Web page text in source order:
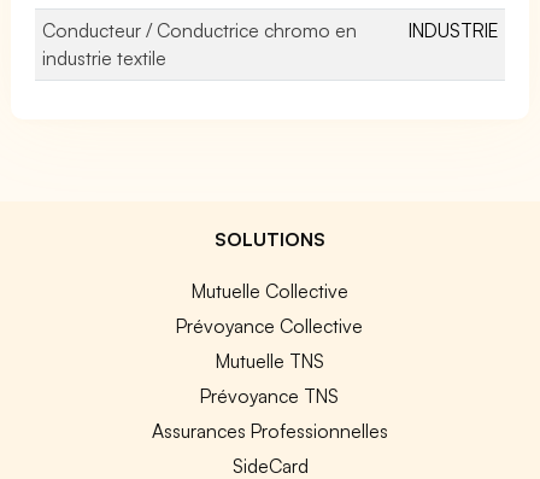
Conducteur / Conductrice chromo en
industrie textile
INDUSTRIE
SOLUTIONS
Mutuelle Collective
Prévoyance Collective
Mutuelle TNS
Prévoyance TNS
Assurances Professionnelles
SideCard